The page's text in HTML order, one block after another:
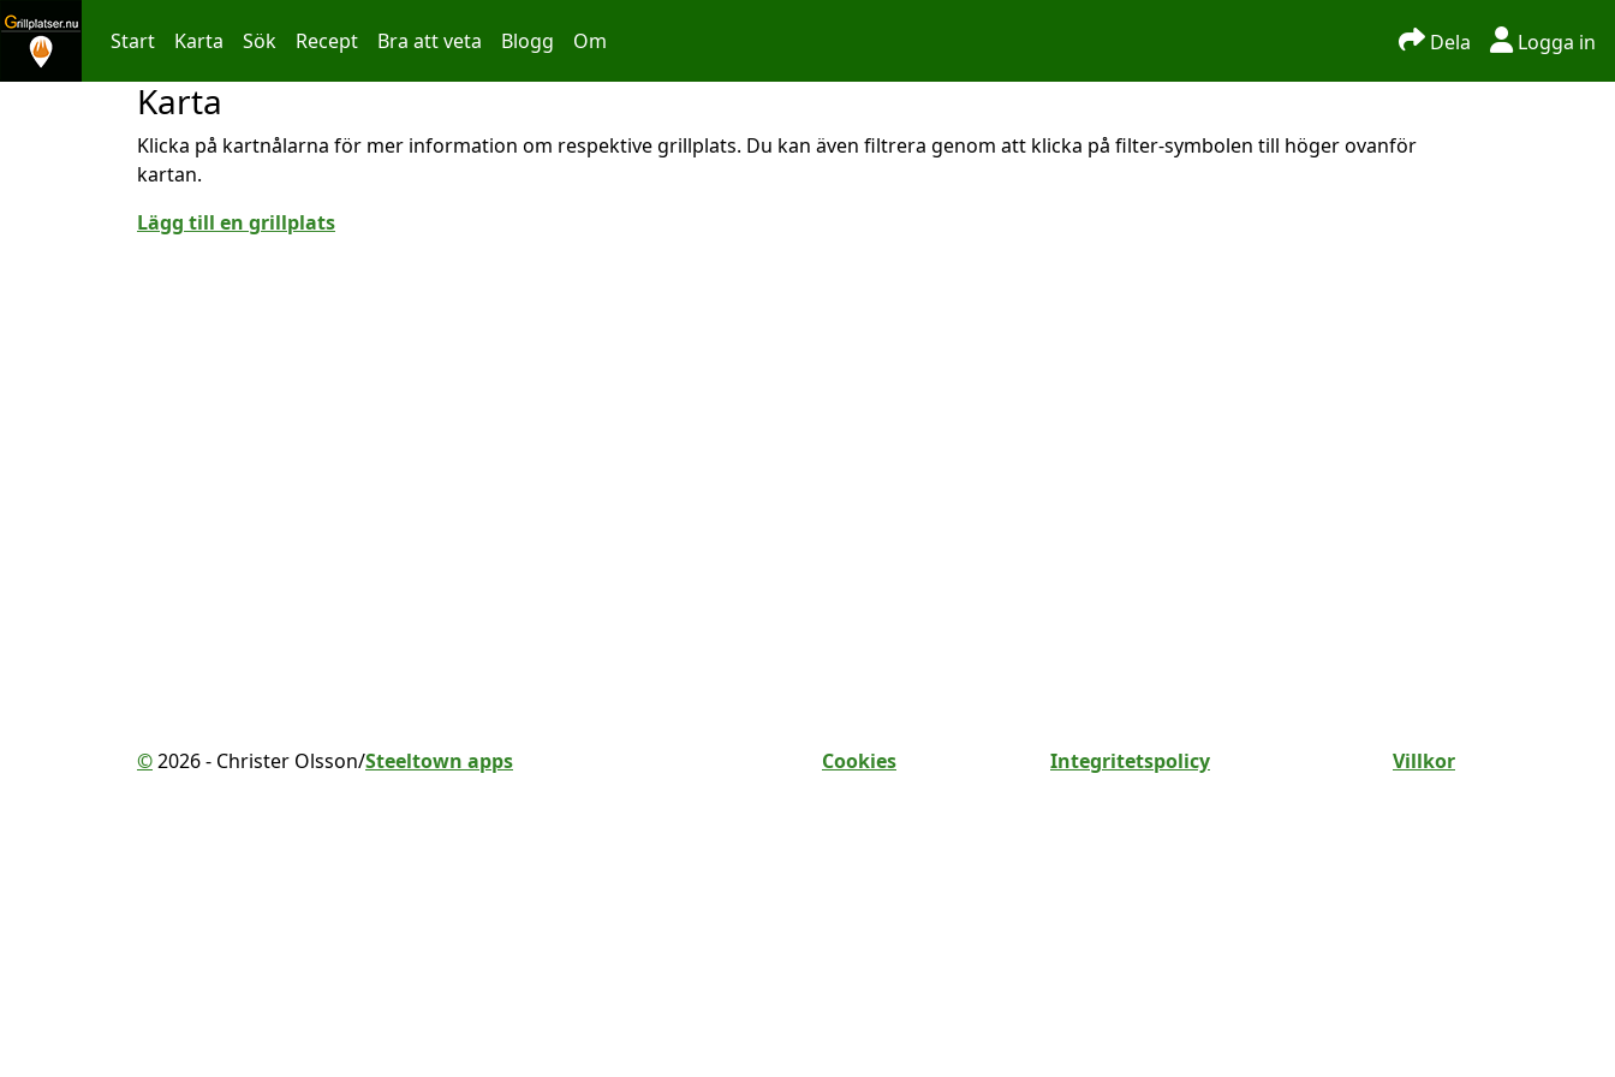
Hoppa till innehållet
Start Karta Sök Recept Bra att veta Blogg Om Dela Logga in
Karta
Klicka på kartnålarna för mer information om respektive grillplats. Du kan även filtrera genom att klicka på filter-symbolen till höger ovanför
kartan.
Lägg till en grillplats
©2026 - Christer Olsson/Steeltown apps Cookies Integritetspolicy Villkor